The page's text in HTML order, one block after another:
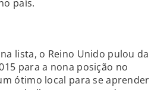
país.
lista, o Reino Unido pulou da
para a nona posição no
ótimo local para se aprender